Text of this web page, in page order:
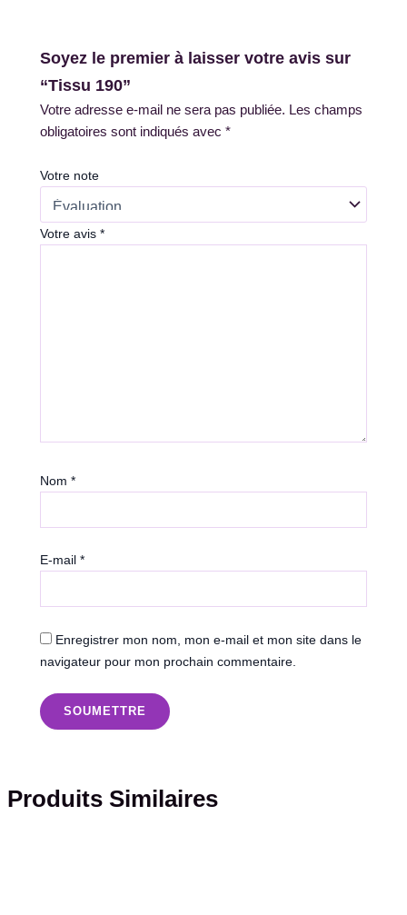
Soyez le premier à laisser votre avis sur
“Tissu 190”
Votre adresse e-mail ne sera pas publiée. Les champs
obligatoires sont indiqués avec*
Votre note
Votre avis*
Nom*
E-mail*
Enregistrer mon nom, mon e-mail et mon site dans le
navigateur pour mon prochain commentaire.
Produits Similaires